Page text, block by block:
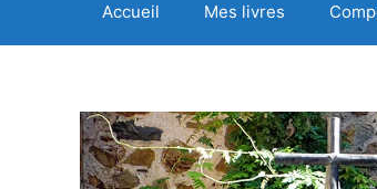
Accueil Mes livres